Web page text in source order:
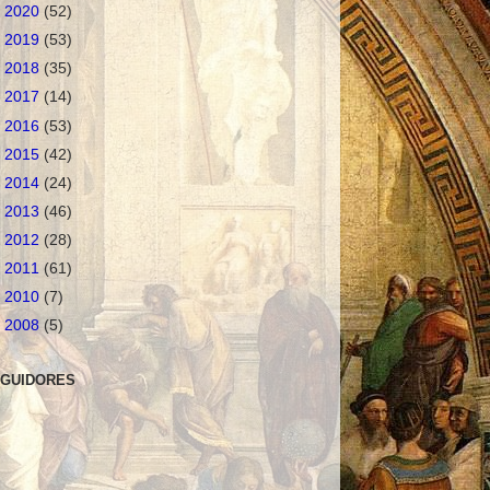
2020 (52)
2019 (53)
2018 (35)
2017 (14)
2016 (53)
2015 (42)
2014 (24)
2013 (46)
2012 (28)
2011 (61)
2010 (7)
2008 (5)